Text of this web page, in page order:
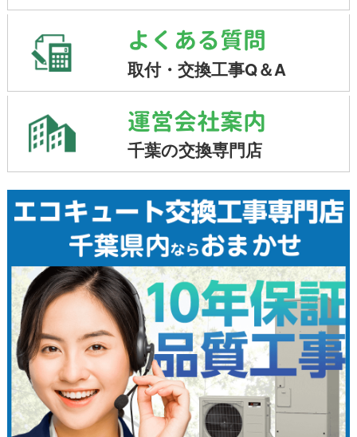
よくある質問
取付・交換工事Q＆A
運営会社案内
千葉の交換専門店